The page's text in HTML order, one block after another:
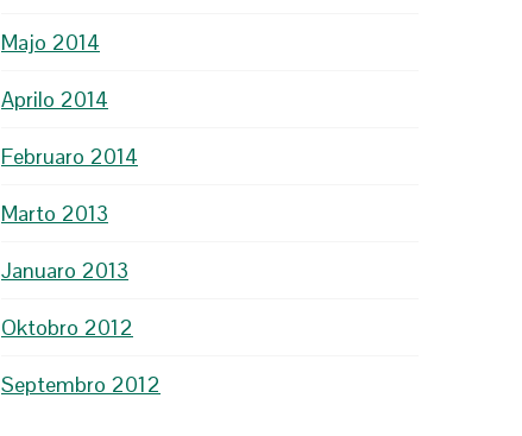
Majo 2014
Aprilo 2014
Februaro 2014
Marto 2013
Januaro 2013
Oktobro 2012
Septembro 2012